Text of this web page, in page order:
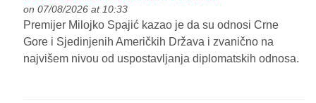
on 07/08/2026 at 10:33
Premijer Milojko Spajić kazao je da su odnosi Crne
Gore i Sjedinjenih Američkih Država i zvanično na
najvišem nivou od uspostavljanja diplomatskih odnosa.